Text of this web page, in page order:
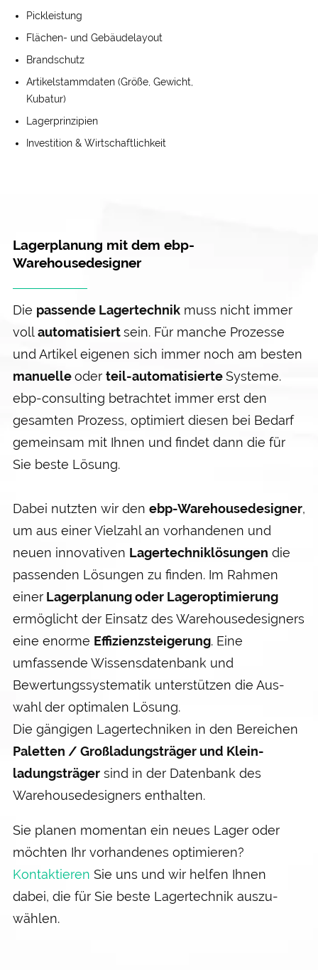
Pick­leistung
Flächen- und Gebäude­layout
Brand­schutz
Artikel­stammdaten (Größe, Gewicht,
Kubatur)
Lager­prinzipien
Investition & Wirtschaftlich­keit
Lagerplanung mit dem ebp-
Warehousedesigner
Die passende Lager­technikmuss nicht immer
vollautomatisiertsein. Für manche Prozesse
und Artikel eigenen sich immer noch am besten
manuelleoder teil-automatisierteSysteme.
ebp-consulting betrachtet immer erst den
gesamten Prozess, optimiert diesen bei Bedarf
gemein­sam mit Ihnen und findet dann die für
Sie beste Lösung.
Dabei nutzten wir den ebp-Warehouse­designer,
um aus einer Viel­zahl an vorhandenen und
neuen innovativen Lager­technik­lösungen die
passenden Lösungen zu finden. Im Rahmen
einerLager­planung oder Lager­optimierung
ermöglicht der Einsatz des Warehouse­designers
eine enorme Effizienz­steigerung. Eine
umfassende Wissens­datenbank und
Bewertungs­systematik unter­stützen die Aus­
wahl der optimalen Lösung.
Die gängigen Lager­techniken in den Bereichen
Paletten / Groß­ladungs­träger und Klein­
ladungs­trägersind in der Daten­bank des
Warehouse­designers enthalten.
Sie planen momentan ein neues Lager oder
möchten Ihr vorhandenes optimieren?
Kontaktieren Sie uns und wir helfen Ihnen
dabei, die für Sie beste Lager­technik auszu­
wählen.